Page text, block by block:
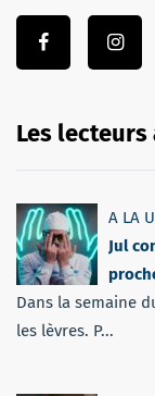
Les
A LA
Jul
Dans la semaine
les lèvres. P...